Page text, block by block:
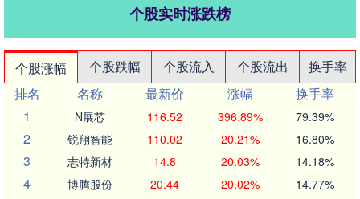
个股实时涨跌榜
个股涨幅 个股跌幅 个股流入 个股流出
换手率
排名
名称 最新价 涨幅
换手率
1
N展芯 116.52 396.89% 79.39%
2 锐翔智能 110.02 20.21% 16.80%
3 志特新材 14.8 20.03% 14.18%
4 博腾股份 20.44 20.02% 14.77%